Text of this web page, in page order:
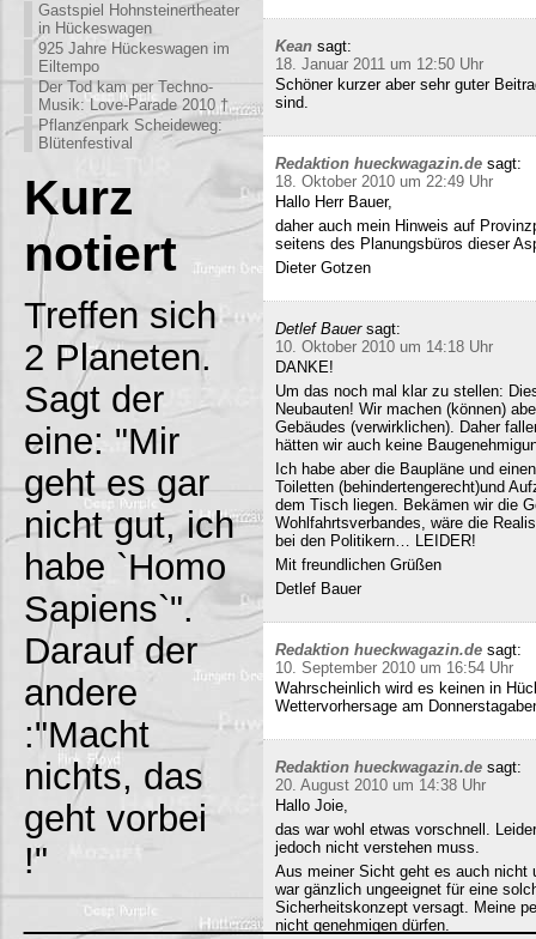
Gastspiel Hohnsteinertheater
in Hückeswagen
925 Jahre Hückeswagen im
Eiltempo
Der Tod kam per Techno-
Musik: Love-Parade 2010 †
Pflanzenpark Scheideweg:
Blütenfestival
Kurz
notiert
Treffen sich
2 Planeten.
Sagt der
eine: "Mir
geht es gar
nicht gut, ich
habe `Homo
Sapiens`".
Darauf der
andere
:"Macht
nichts, das
geht vorbei
!"
Kean sagt:
18. Januar 2011 um 12:50 Uhr
Schöner kurzer aber sehr guter
sind.
Redaktion hueckwagazin.de sagt:
18. Oktober 2010 um 22:49 Uhr
Hallo Herr Bauer,
daher auch mein Hinweis auf
seitens des Planungsbüros dieser
Dieter Gotzen
Detlef Bauer sagt:
10. Oktober 2010 um 14:18 Uhr
DANKE!
Um das noch mal klar zu stellen:
Neubauten! Wir machen (können)
Gebäudes (verwirklichen). Daher
hätten wir auch keine
Ich habe aber die Baupläne und
Toiletten (behindertengerecht)und
dem Tisch liegen. Bekämen wir die
Wohlfahrtsverbandes, wäre die
bei den Politikern… LEIDER!
Mit freundlichen Grüßen
Detlef Bauer
Redaktion hueckwagazin.de sagt:
10. September 2010 um 16:54 Uhr
Wahrscheinlich wird es keinen in
Wettervorhersage am
Redaktion hueckwagazin.de sagt:
20. August 2010 um 14:38 Uhr
Hallo Joie,
das war wohl etwas vorschnell.
jedoch nicht verstehen muss.
Aus meiner Sicht geht es auch nicht
war gänzlich ungeeignet für eine
Sicherheitskonzept versagt. Meine
nicht genehmigen dürfen.